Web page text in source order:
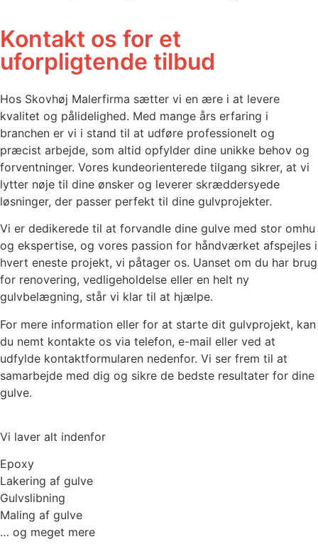
Kontakt os for et
uforpligtende tilbud
Hos Skovhøj Malerfirma sætter vi en ære i at levere
kvalitet og pålidelighed. Med mange års erfaring i
branchen er vi i stand til at udføre professionelt og
præcist arbejde, som altid opfylder dine unikke behov og
forventninger. Vores kundeorienterede tilgang sikrer, at vi
lytter nøje til dine ønsker og leverer skræddersyede
løsninger, der passer perfekt til dine gulvprojekter.
Vi er dedikerede til at forvandle dine gulve med stor omhu
og ekspertise, og vores passion for håndværket afspejles i
hvert eneste projekt, vi påtager os. Uanset om du har brug
for renovering, vedligeholdelse eller en helt ny
gulvbelægning, står vi klar til at hjælpe.
For mere information eller for at starte dit gulvprojekt, kan
du nemt kontakte os via telefon, e-mail eller ved at
udfylde kontaktformularen nedenfor. Vi ser frem til at
samarbejde med dig og sikre de bedste resultater for dine
gulve.
Vi laver alt indenfor
Epoxy
Lakering af gulve
Gulvslibning
Maling af gulve
… og meget mere